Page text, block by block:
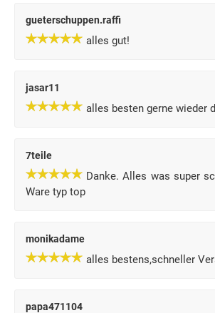
gueterschuppen.raffi
alles gut!
jasar11
alles besten gerne wieder
7teile
Danke. Alles was super
Ware typ top
monikadame
alles bestens,schneller
papa471104